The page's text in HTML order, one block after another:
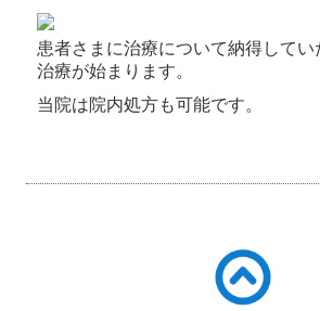
患者さまに治療について納得してい
治療が始まります。
当院は院内処方も可能です。